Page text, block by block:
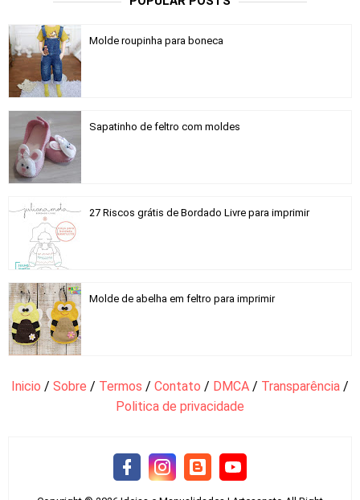
Molde roupinha para boneca
Sapatinho de feltro com moldes
27 Riscos grátis de Bordado Livre para imprimir
Molde de abelha em feltro para imprimir
Inicio / Sobre / Termos / Contato / DMCA / Transparência /
Politica de privacidade